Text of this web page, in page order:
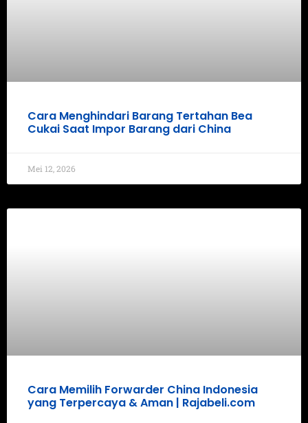
Cara Menghindari Barang Tertahan Bea
Cukai Saat Impor Barang dari China
Mei 12, 2026
Cara Memilih Forwarder China Indonesia
yang Terpercaya & Aman | Rajabeli.com